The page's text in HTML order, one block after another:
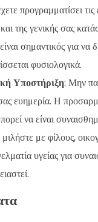
προγραμματίσει
της γενικής σας
σημαντικός για να
φυσιολογικά.
Υποστήριξη: Μην
ευημερία. Η
να είναι
μιλήστε με φίλους,
υγείας για